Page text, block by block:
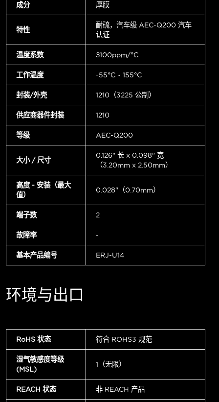
成分 厚膜
特性
耐硫，汽车级 AEC-Q200 汽车
认证
温度系数 ±100ppm/°C
工作温度 -55°C ~ 155°C
封装/外壳 1210（3225 公制）
供应商器件封装 1210
等级 AEC-Q200
大小 / 尺寸
0.126" 长 x 0.098" 宽
（3.20mm x 2.50mm）
高度 - 安装（最大
值）
0.028"（0.70mm）
端子数 2
故障率 -
基本产品编号 ERJ-U14
环境与出口
RoHS 状态 符合 ROHS3 规范
湿气敏感度等级
(MSL)
1（无限）
REACH 状态 非 REACH 产品